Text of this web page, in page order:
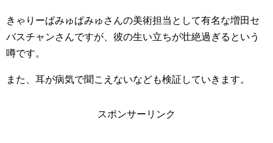
きゃりーぱみゅぱみゅさんの美術担当として有名な増田セ
バスチャンさんですが、彼の生い立ちが壮絶過ぎるという
噂です。
また、耳が病気で聞こえないなども検証していきます。
スポンサーリンク